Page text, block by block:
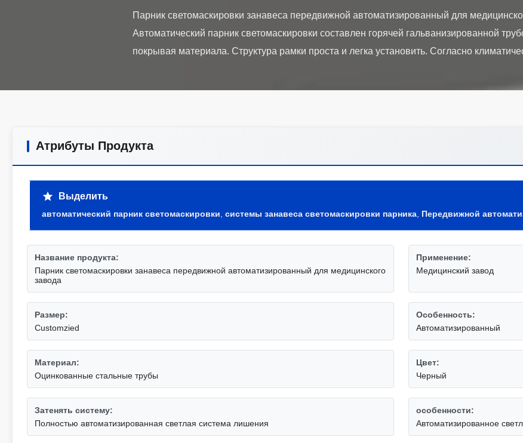
Парник светомаскировки занавеса передвижной автоматизированный для
Автоматический парник светомаскировки составлен горячей гальванизированной
Атрибуты Продукта
Выделить
автоматический парник светомаскировки системы занавеса светомаскировки парника Передвижной
Название продукта:
Парник светомаскировки занавеса передвижной автоматизированный для медицинского
завода
Применение:
Медицинский завод
Размер:
Customzied
Особенность:
Автоматизированный
Материал:
Оцинкованные стальные трубы
Цвет:
Черный
Затенять систему:
Полностью автоматизированная светлая система лишения
особенности:
Автоматизированное